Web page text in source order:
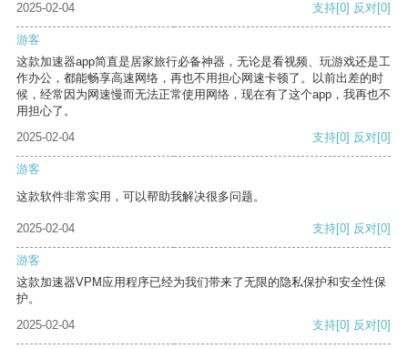
2025-02-04 支持[0] 反对[0]
游客
这款加速器app简直是居家旅行必备神器，无论是看视频、玩游戏还是工
作办公，都能畅享高速网络，再也不用担心网速卡顿了。以前出差的时
候，经常因为网速慢而无法正常使用网络，现在有了这个app，我再也不
用担心了。
2025-02-04
支持[0] 反对[0]
游客
这款软件非常实用，可以帮助我解决很多问题。
2025-02-04 支持[0] 反对[0]
游客
这款加速器VPM应用程序已经为我们带来了无限的隐私保护和安全性保
护。
2025-02-04
支持[0] 反对[0]